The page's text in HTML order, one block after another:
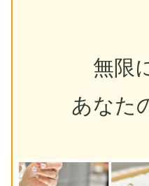
無限
あなた